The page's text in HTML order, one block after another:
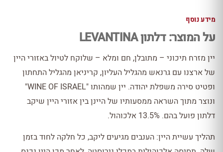
מידע נוסף
על המוצר: דלתון LEVANTINA
יין מזרח תיכוני – מתובלן, חם ומלא – שלוקח לטיול באזורי היין
של ארצנו עם גרנאש מהגליל העליון, קריניאן מהגליל התחתון
ופטיט סירה משפלת יהודה. יין שמהותו "WINE OF ISRAEL"
ונוצר מתוך השראה ממסעותיו של היינן בין אזורי היין שיקב
דלתון פועל בהם. 13.5% אלכוהול.
תהליך עשיית היין: הענבים מגיעים ליקב, כל חלקה לחוד בזמן